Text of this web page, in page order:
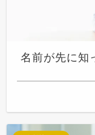
名前が先に知